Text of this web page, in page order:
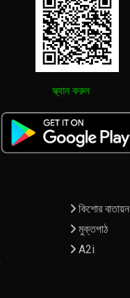
স্ক্যান করুন
কিশোর বাতায়ন
মুক্তপাঠ
A2i